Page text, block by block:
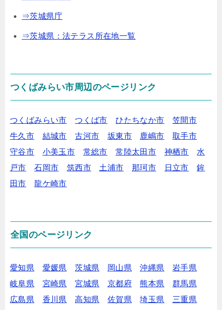
⇒茨城県庁
⇒茨城県：法テラス所在地一覧
つくばみらい市周辺のページリンク
つくばみらい市 つくば市 ひたちなか市
笠間市
牛久市
結城市 古河市 坂東市 鹿嶋市
取手市
守谷市
小美玉市 常総市 常陸太田市 神栖市
水
戸市
石岡市 筑西市 土浦市 那珂市 日立市
鉾
田市
龍ケ崎市
全国のページリンク
愛知県 愛媛県 茨城県 岡山県 沖縄県
岩手県
岐阜県
宮崎県 宮城県 京都府 熊本県
群馬県
広島県
香川県 高知県 佐賀県 埼玉県
三重県